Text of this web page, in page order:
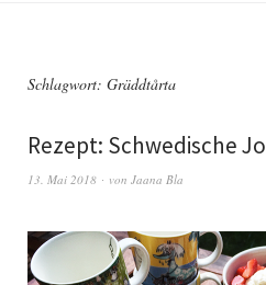
Schlagwort: Gräddtårta
Rezept: Schwedische
13. Mai 2018 von Jaana Bla